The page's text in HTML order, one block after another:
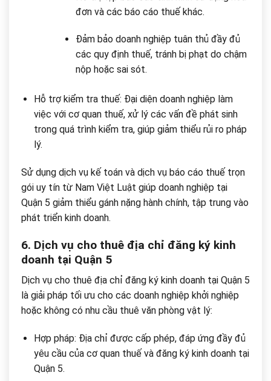
đơn và các báo cáo thuế khác.
Đảm bảo doanh nghiệp tuân thủ đầy đủ
các quy định thuế, tránh bị phạt do chậm
nộp hoặc sai sót.
Hỗ trợ kiểm tra thuế: Đại diện doanh nghiệp làm
việc với cơ quan thuế, xử lý các vấn đề phát sinh
trong quá trình kiểm tra, giúp giảm thiểu rủi ro pháp
lý.
Sử dụng dịch vụ kế toán và dịch vụ báo cáo thuế trọn
gói uy tín từ Nam Việt Luật giúp doanh nghiệp tại
Quận 5 giảm thiểu gánh nặng hành chính, tập trung vào
phát triển kinh doanh.
6. Dịch vụ cho thuê địa chỉ đăng ký kinh
doanh tại Quận 5
Dịch vụ cho thuê địa chỉ đăng ký kinh doanh tại Quận 5
là giải pháp tối ưu cho các doanh nghiệp khởi nghiệp
hoặc không có nhu cầu thuê văn phòng vật lý:
Hợp pháp: Địa chỉ được cấp phép, đáp ứng đầy đủ
yêu cầu của cơ quan thuế và đăng ký kinh doanh tại
Quận 5.